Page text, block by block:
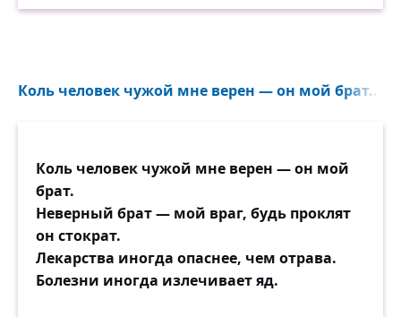
Коль человек чужой мне верен — он мой брат...
Коль человек чужой мне верен — он мой
брат.
Неверный брат — мой враг, будь проклят
он стократ.
Лекарства иногда опаснее, чем отрава.
Болезни иногда излечивает яд.